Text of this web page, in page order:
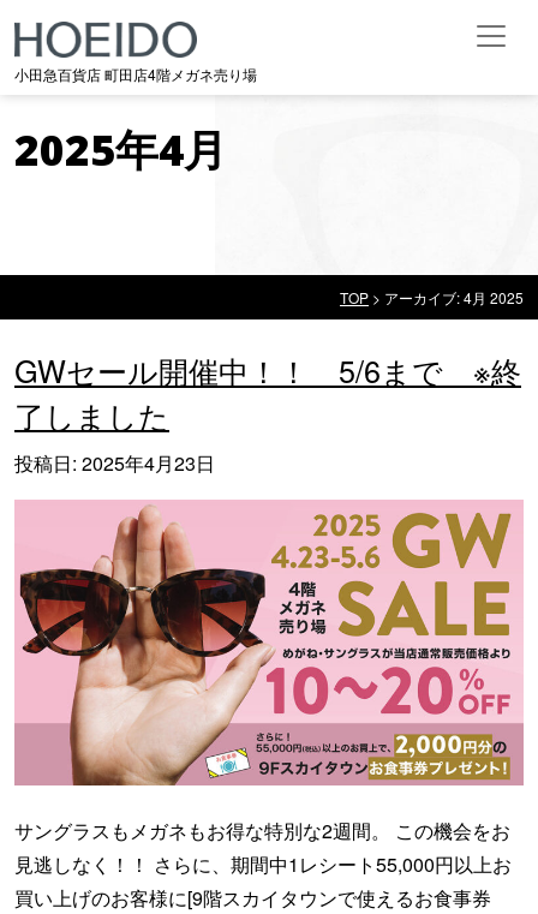
メインナビゲーション
小田急百貨店 町田店4階メガネ売り場
2025年4月
TOP > アーカイブ: 4月 2025
2025年4月
GWセール開催中！！ 5/6まで ※終
了しました
投稿日: 2025年4月23日
サングラスもメガネもお得な特別な2週間。 この機会をお
見逃しなく！！ さらに、期間中1レシート55,000円以上お
買い上げのお客様に[9階スカイタウンで使えるお食事券